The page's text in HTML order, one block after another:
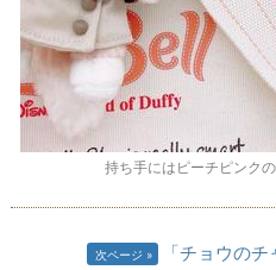
持ち手にはピーチピンク
次ページ 「チョウの